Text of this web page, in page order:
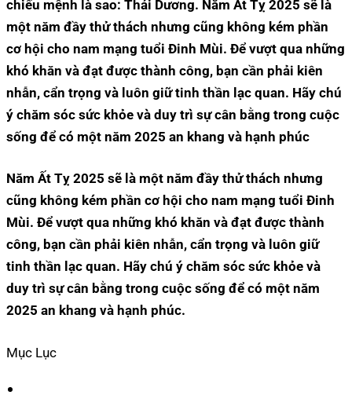
chiếu mệnh là sao: Thái Dương. Năm Ất Tỵ 2025 sẽ là
một năm đầy thử thách nhưng cũng không kém phần
cơ hội cho nam mạng tuổi Đinh Mùi. Để vượt qua những
khó khăn và đạt được thành công, bạn cần phải kiên
nhẫn, cẩn trọng và luôn giữ tinh thần lạc quan. Hãy chú
ý chăm sóc sức khỏe và duy trì sự cân bằng trong cuộc
sống để có một năm 2025 an khang và hạnh phúc
Năm Ất Tỵ 2025 sẽ là một năm đầy thử thách nhưng
cũng không kém phần cơ hội cho nam mạng tuổi Đinh
Mùi. Để vượt qua những khó khăn và đạt được thành
công, bạn cần phải kiên nhẫn, cẩn trọng và luôn giữ
tinh thần lạc quan. Hãy chú ý chăm sóc sức khỏe và
duy trì sự cân bằng trong cuộc sống để có một năm
2025 an khang và hạnh phúc.
Mục Lục